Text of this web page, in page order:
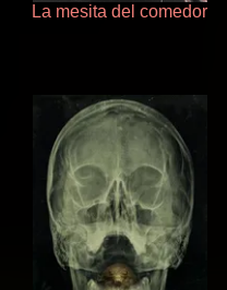
La mesita del comedor